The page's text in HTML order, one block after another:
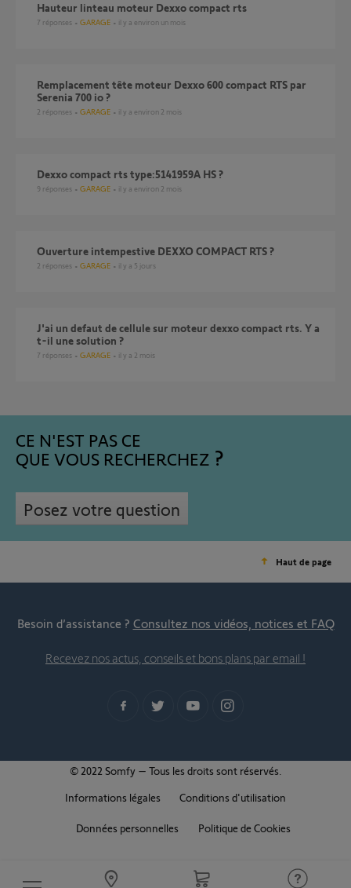
Hauteur linteau moteur Dexxo compact rts
7 réponses GARAGE il y a environ un mois
Remplacement tête moteur Dexxo 600 compact RTS par
Serenia 700 io ?
2 réponses GARAGE il y a environ 2 mois
Dexxo compact rts type:5141959A HS ?
9 réponses GARAGE il y a environ 2 mois
Ouverture intempestive DEXXO COMPACT RTS ?
2 réponses GARAGE il y a 5 jours
J'ai un defaut de cellule sur moteur dexxo compact rts. Y a
t-il une solution ?
7 réponses GARAGE il y a 2 mois
CE N'EST PAS CE
QUE VOUS RECHERCHEZ
Posez votre question
Haut de page
Besoin d’assistance ? Consultez nos vidéos, notices et FAQ
Recevez nos actus, conseils et bons plans par email !
© 2022 Somfy – Tous les droits sont réservés.
Informations légales
Conditions d'utilisation
Données personnelles Politique de Cookies